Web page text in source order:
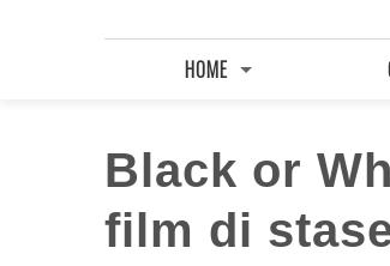
HOME
Black or
film di